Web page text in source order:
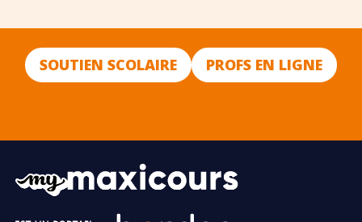
SOUTIEN SCOLAIRE PROFS EN LIGNE